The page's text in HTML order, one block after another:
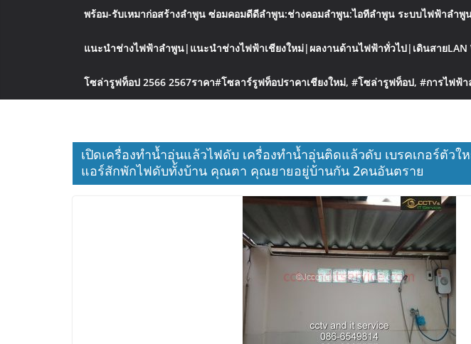
พร้อม-รับเหมาก่อสร้างลำพูน ซ่อมคอมดีดีลำพูน:ช่างคอมลำพูน:ไอทีลำพูน ระบบไฟฟ้าลำพู
แนะนำช่างไฟฟ้าลำพูน|แนะนำช่างไฟฟ้าเชียงใหม่|ผลงานด้านไฟฟ้าทั่วไป|เดินสายLAN
โซล่ารูฟท็อป 2566 2567ราคา#โซลาร์รูฟท็อปราคาเชียงใหม่, #โซล่ารูฟท็อป, #การไฟฟ้
เปิดเครื่องทำน้ำอุ่นแล้วไฟดับ เครื่องทำน้ำอุ่นติดแล้วดับ เบรคเกอร์ตัว
แอร์สักพักไฟดับทั้งบ้าน คุณตา คุณยายอยู่บ้านกัน 2คนอันตราย